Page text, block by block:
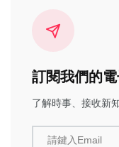
訂閱我們的
了解時事、接收新
請鍵入Email